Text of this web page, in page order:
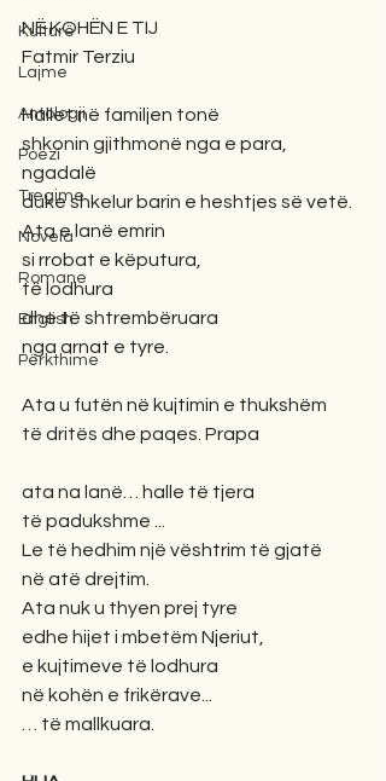
Kulturë
Lajme
Antologji
Poezi
Tregime
Novela
Romane
English
Përkthime
NË KOHËN E TIJ
Fatmir Terziu
Hallet në familjen tonë
shkonin gjithmonë nga e para,
ngadalë
duke shkelur barin e heshtjes së vetë.
Ata e lanë emrin
si rrobat e këputura,
të lodhura
dhe të shtrembëruara
nga arnat e tyre.
Ata u futën në kujtimin e thukshëm
të dritës dhe paqes. Prapa
ata na lanë… halle të tjera
të padukshme ...
Le të hedhim një vështrim të gjatë
në atë drejtim.
Ata nuk u thyen prej tyre
edhe hijet i mbetëm Njeriut,
e kujtimeve të lodhura
në kohën e frikërave...
… të mallkuara.